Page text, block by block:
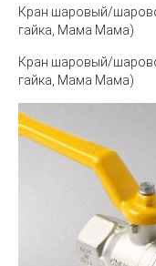
Кран шаровый/
гайка, Мама Мама)
Кран шаровый/
гайка, Мама Мама)